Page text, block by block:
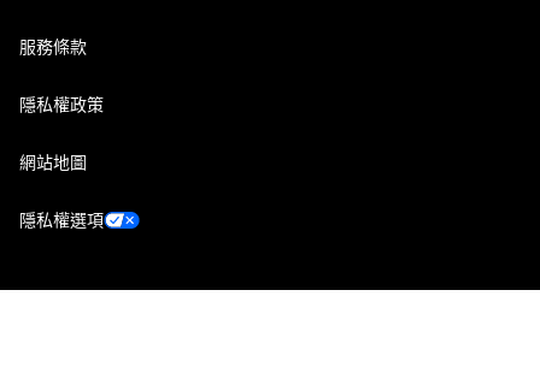
服務條款
隱私權政策
網站地圖
隱私權選項